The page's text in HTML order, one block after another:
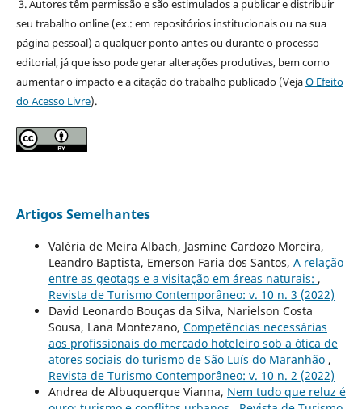
3. Autores têm permissão e são estimulados a publicar e distribuir
seu trabalho online (ex.: em repositórios institucionais ou na sua
página pessoal) a qualquer ponto antes ou durante o processo
editorial, já que isso pode gerar alterações produtivas, bem como
aumentar o impacto e a citação do trabalho publicado (VejaO Efeito
do Acesso Livre).
Artigos Semelhantes
Valéria de Meira Albach, Jasmine Cardozo Moreira,
Leandro Baptista, Emerson Faria dos Santos, A relação
entre as geotags e a visitação em áreas naturais: ,
Revista de Turismo Contemporâneo: v. 10 n. 3 (2022)
David Leonardo Bouças da Silva, Narielson Costa
Sousa, Lana Montezano, Competências necessárias
aos profissionais do mercado hoteleiro sob a ótica de
atores sociais do turismo de São Luís do Maranhão ,
Revista de Turismo Contemporâneo: v. 10 n. 2 (2022)
Andrea de Albuquerque Vianna, Nem tudo que reluz é